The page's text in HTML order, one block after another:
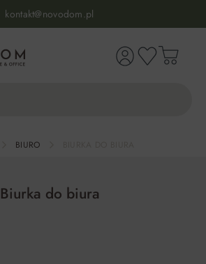
kontakt@novodom.pl
Dostawa z wniesieniem
30 dni na zwrot lub wymianę
98% zadowolonych klientów
BIURO
Biurka do biura